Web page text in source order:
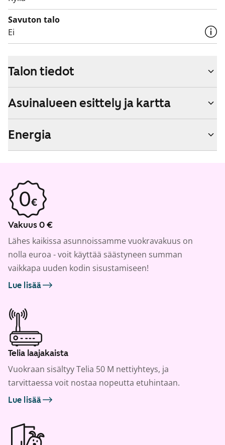
Savuton talo
Ei
Talon tiedot
Asuinalueen esittely ja kartta
Energia
Vakuus 0 €
Lähes kaikissa asunnoissamme vuokravakuus on
nolla euroa - voit käyttää säästyneen summan
vaikkapa uuden kodin sisustamiseen!
Lue lisää
Telia laajakaista
Vuokraan sisältyy Telia 50 M nettiyhteys, ja
tarvittaessa voit nostaa nopeutta etuhintaan.
Lue lisää